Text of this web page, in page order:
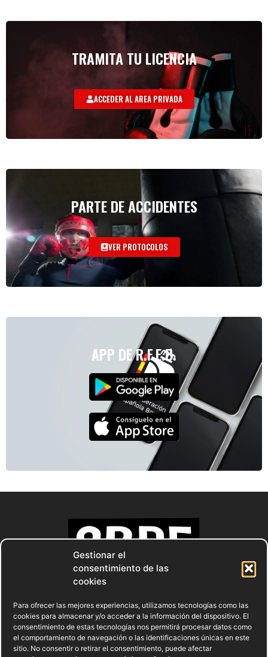
Gestionar el
consentimiento de las
cookies
Para ofrecer las mejores experiencias, utilizamos tecnologías como las
cookies para almacenar y/o acceder a la información del dispositivo. El
consentimiento de estas tecnologías nos permitirá procesar datos como
el comportamiento de navegación o las identificaciones únicas en este
sitio. No consentir o retirar el consentimiento, puede afectar
TRAMITA TU LICENCIA
ACCEDER AL AREA PRIVADA
PARTE DE ACCIDENTES
VER PROTOCOLOS
APP DE R.F.E.B.